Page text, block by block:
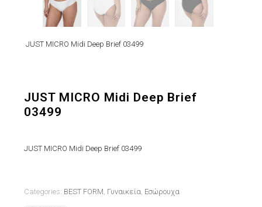
JUST MICRO Midi Deep Brief 03499
JUST MICRO Midi Deep Brief
03499
JUST MICRO Midi Deep Brief 03499
Categories: BEST FORM, Γυναικεία, Εσώρουχα